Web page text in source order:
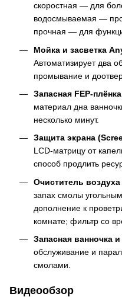
скоростная — для
водосмываемая —
прочная — для
Мойка и засветка
Автоматизирует два
промывание и
Запасная FEP-
материал дна
несколько минут.
Защита экрана
LCD-матрицу от
способ продлить
Очиститель
запах смолы
дополнение к
комнате; фильтр со
Запасная ванночка
обслуживание и
смолами.
Видеообзор